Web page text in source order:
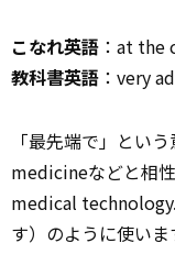
こなれ英語 ：at
教科書英語 ：very
「最先端で」とい
medicineなどと相
medical
す）のように使いま